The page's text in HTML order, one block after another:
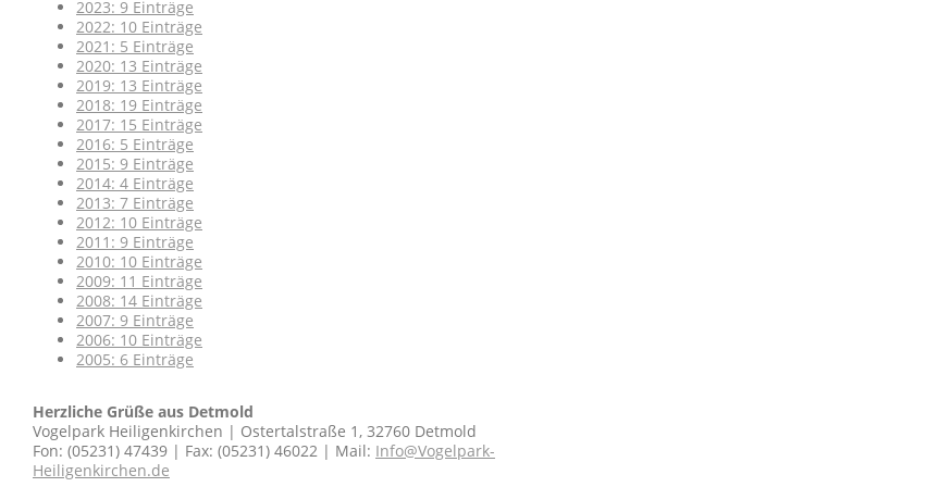
2023: 9 Einträge
2022: 10 Einträge
2021: 5 Einträge
2020: 13 Einträge
2019: 13 Einträge
2018: 19 Einträge
2017: 15 Einträge
2016: 5 Einträge
2015: 9 Einträge
2014: 4 Einträge
2013: 7 Einträge
2012: 10 Einträge
2011: 9 Einträge
2010: 10 Einträge
2009: 11 Einträge
2008: 14 Einträge
2007: 9 Einträge
2006: 10 Einträge
2005: 6 Einträge
Herzliche Grüße aus Detmold
Vogelpark Heiligenkirchen | Ostertalstraße 1, 32760 Detmold
Fon: (05231) 47439 | Fax: (05231) 46022 | Mail: Info@Vogelpark-
Heiligenkirchen.de